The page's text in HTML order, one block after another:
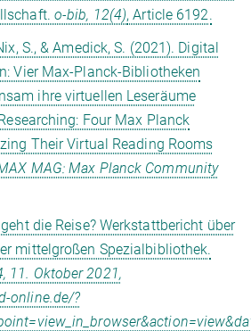
o-bib, 12(4), Article 6192.
S., & Amedick, S. (2021). Digital
Vier Max-Planck-Bibliotheken
ihre virtuellen Leseräume
Four Max Planck
Their Virtual Reading Rooms
MAG: Max Planck Community
die Reise? Werkstattbericht über
mittelgroßen Spezialbibliothek.
11. Oktober 2021,
online.de/?